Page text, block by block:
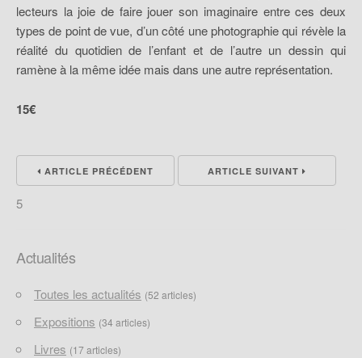
lecteurs la joie de faire jouer son imaginaire entre ces deux
types de point de vue, d’un côté une photographie qui révèle la
réalité du quotidien de l’enfant et de l’autre un dessin qui
ramène à la même idée mais dans une autre représentation.
15€
ARTICLE PRÉCÉDENT ARTICLE SUIVANT
5
Actualités
Toutes les actualités (52 articles)
Expositions (34 articles)
Livres (17 articles)